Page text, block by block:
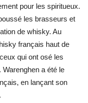
pour les spiritueux.
les brasseurs et
de whisky. Au
français haut de
qui ont osé les
a été le
en lançant son